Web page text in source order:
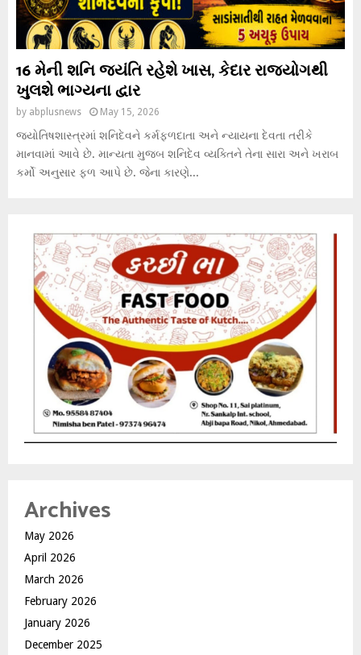
16 મેની શનિ જયંતિ રહેશે ખાસ, કેદાર રાજયોગથી
ખુલશે ભાગ્યના દ્વાર
by abplusnews May 15, 2026
જ્યોતિષશાસ્ત્રમાં શનિદેવને કર્મફળદાતા અને ન્યાયના દેવતા તરીકે
માનવામાં આવે છે. માન્યતા મુજબ શનિદેવ વ્યક્તિને તેના સારા અને ખરાબ
કર્મો અનુસાર ફળ આપે છે. જેના કારણે...
Archives
May 2026
April 2026
March 2026
February 2026
January 2026
December 2025